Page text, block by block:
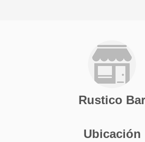
Rustico Bar
Ubicación